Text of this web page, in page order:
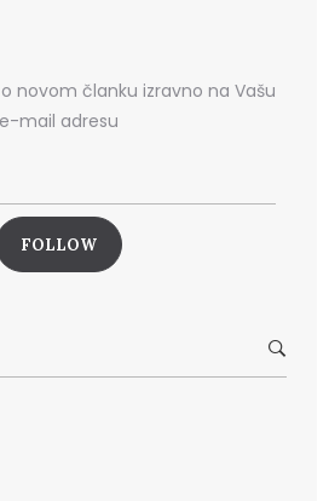
novom članku izravno na Vašu
e-mail adresu